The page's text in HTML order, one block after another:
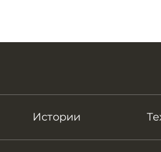
Истории